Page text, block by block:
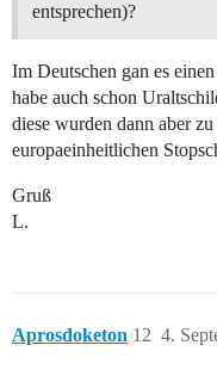
entsprechen)?
Im Deutschen gan es
habe auch schon
diese wurden dann aber
europaeinheitlichen
Gruß
L.
Aprosdoketon 4.
12